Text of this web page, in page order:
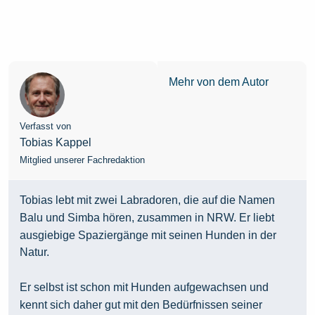
Verfasst von
Tobias Kappel
Mitglied unserer Fachredaktion
Mehr von dem Autor
Tobias lebt mit zwei Labradoren, die auf die Namen
Balu und Simba hören, zusammen in NRW. Er liebt
ausgiebige Spaziergänge mit seinen Hunden in der
Natur.
Er selbst ist schon mit Hunden aufgewachsen und
kennt sich daher gut mit den Bedürfnissen seiner